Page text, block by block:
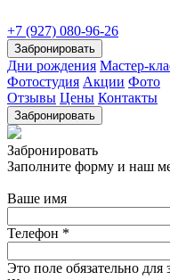
+7 (927) 080-96-26
Забронировать
Дни рождения Мастер-
Фотостудия Акции Фото
Отзывы Цены Контакты
Забронировать
Забронировать
Заполните форму и наш
Ваше имя
Телефон *
Это поле обязательно для